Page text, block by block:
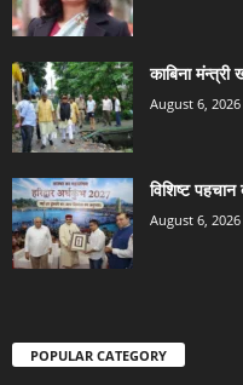
काबिना
August 6, 2026
विशिष्ट
August 6, 2026
POPULAR CATEGORY